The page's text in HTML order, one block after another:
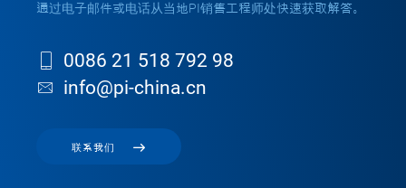
通过电子邮件或电话从当地PI销售工程师处快速获取解答。
0086 21 518 792 98
info@pi-china.cn
联系我们